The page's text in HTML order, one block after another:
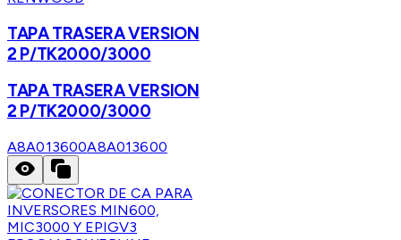
TAPA TRASERA VERSION
2 P/TK2000/3000
TAPA TRASERA VERSION
2 P/TK2000/3000
A8A013600A8A013600